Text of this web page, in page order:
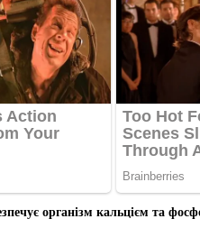
організм кальцієм та